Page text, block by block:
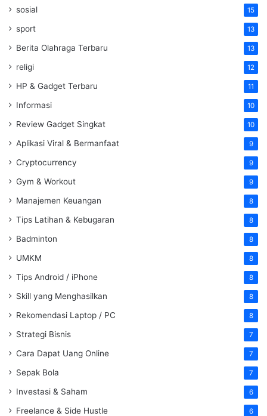
sosial 15
sport 13
Berita Olahraga Terbaru 13
religi 12
HP & Gadget Terbaru 11
Informasi 10
Review Gadget Singkat 10
Aplikasi Viral & Bermanfaat 9
Cryptocurrency 9
Gym & Workout 9
Manajemen Keuangan 8
Tips Latihan & Kebugaran 8
Badminton 8
UMKM 8
Tips Android / iPhone 8
Skill yang Menghasilkan 8
Rekomendasi Laptop / PC 8
Strategi Bisnis 7
Cara Dapat Uang Online 7
Sepak Bola 7
Investasi & Saham 6
Freelance & Side Hustle 6